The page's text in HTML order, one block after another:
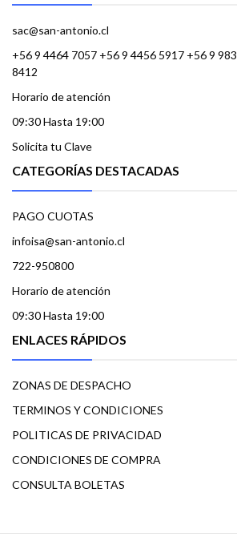
sac@san-antonio.cl
+56 9 4464 7057 +56 9 4456 5917 +56 9
8412
Horario de atención
09:30 Hasta 19:00
Solicita tu Clave
CATEGORÍAS DESTACADAS
PAGO CUOTAS
infoisa@san-antonio.cl
722-950800
Horario de atención
09:30 Hasta 19:00
ENLACES RÁPIDOS
ZONAS DE DESPACHO
TERMINOS Y CONDICIONES
POLITICAS DE PRIVACIDAD
CONDICIONES DE COMPRA
CONSULTA BOLETAS